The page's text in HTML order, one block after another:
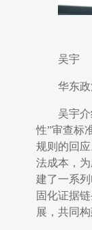
吴宇
华东
吴宇
性”审查标
规则的回
法成本，
建了一系
固化证据
展，共同